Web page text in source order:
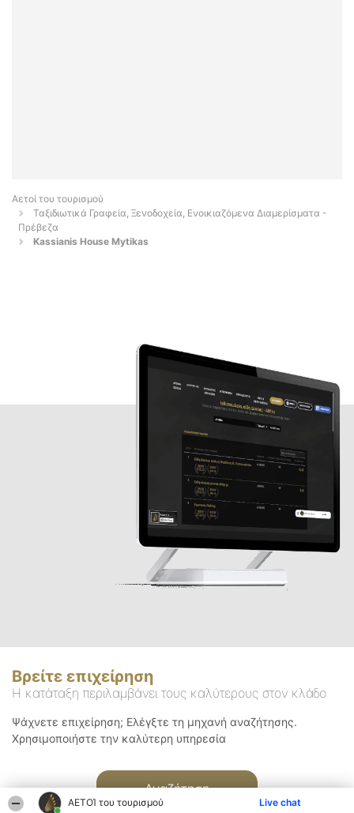
ΑΕΤΟΊ του τουρισμού Live chat
Αετοί του τουρισμού
Ταξιδιωτικά Γραφεία, Ξενοδοχεία, Ενοικιαζόμενα Διαμερίσματα -
Πρέβεζα
Kassianis House Mytikas
Βρείτε επιχείρηση
Η κατάταξη περιλαμβάνει τους καλύτερους στον κλάδο
Ψάχνετε επιχείρηση; Ελέγξτε τη μηχανή αναζήτησης.
Χρησιμοποιήστε την καλύτερη υπηρεσία
Αναζήτηση